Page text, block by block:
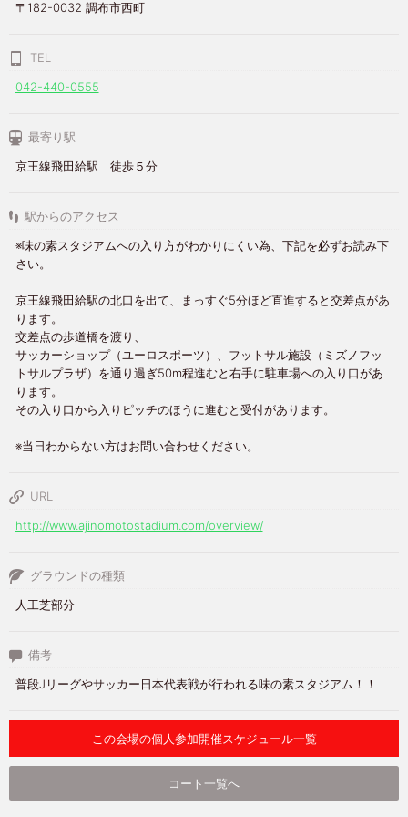
〒182-0032 調布市西町
TEL
042-440-0555
最寄り駅
京王線飛田給駅 徒歩５分
駅からのアクセス
※味の素スタジアムへの入り方がわかりにくい為、下記を必ずお読み下
さい。
京王線飛田給駅の北口を出て、まっすぐ5分ほど直進すると交差点があ
ります。
交差点の歩道橋を渡り、
サッカーショップ（ユーロスポーツ）、フットサル施設（ミズノフッ
トサルプラザ）を通り過ぎ50m程進むと右手に駐車場への入り口があ
ります。
その入り口から入りピッチのほうに進むと受付があります。
※当日わからない方はお問い合わせください。
URL
http://www.ajinomotostadium.com/overview/
グラウンドの種類
人工芝部分
備考
普段Jリーグやサッカー日本代表戦が行われる味の素スタジアム！！
この会場の個人参加開催スケジュール一覧
コート一覧へ